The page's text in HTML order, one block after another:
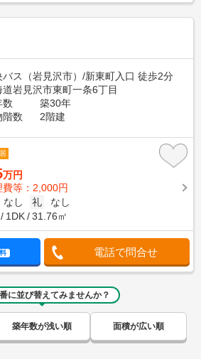
バス（岩見沢市）/新東町入口 徒歩2分
道岩見沢市東町一条6丁目
数
築30年
階数
2階建
万円
費等：2,000円
なし 礼
なし
1DK 31.76㎡
電話で問合せ
に並び替えてみませんか？
築年数が浅い順 面積が広い順